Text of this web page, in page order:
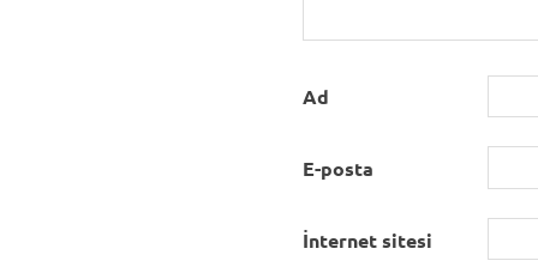
Ad
E-posta
İnternet sitesi